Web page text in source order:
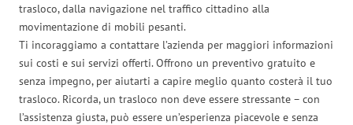
trasloco, dalla navigazione nel traffico cittadino alla
movimentazione di mobili pesanti.
Ti incoraggiamo a contattare l’azienda per maggiori informazioni
sui costi e sui servizi offerti. Offrono un preventivo gratuito e
senza impegno, per aiutarti a capire meglio quanto costerà il tuo
trasloco. Ricorda, un trasloco non deve essere stressante – con
l’assistenza giusta, può essere un’esperienza piacevole e senza